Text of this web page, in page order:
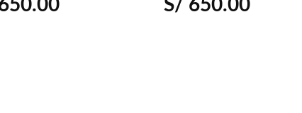
S/ 650.00